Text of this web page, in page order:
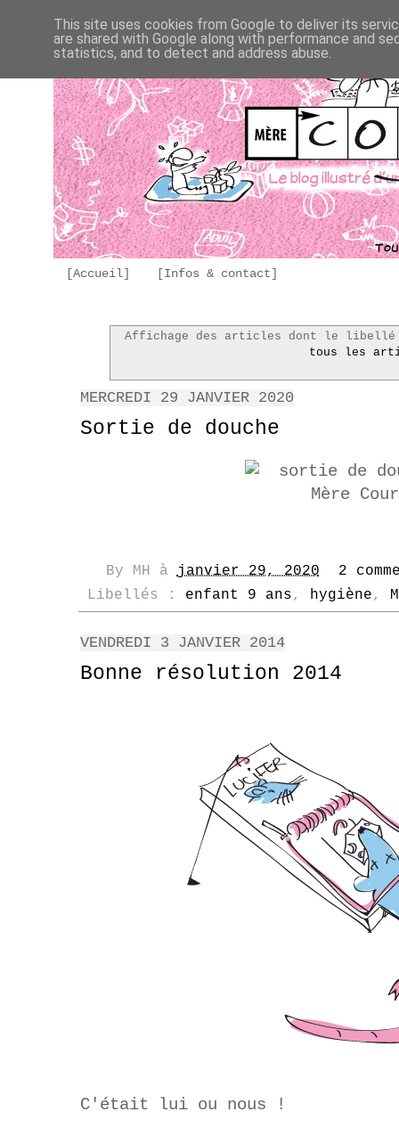
[Accueil] [Infos & contact]
Affichage des articles dont le
tous les
MERCREDI 29 JANVIER 2020
Sortie de douche
By MH àjanvier 29, 2020
2
Libellés : enfant 9 ans, hygiène,
VENDREDI 3 JANVIER 2014
Bonne résolution 2014
C'était lui ou nous !
This site uses cookies from Google to deliver its
are shared with Google along with performance and
statistics, and to detect and address abuse.